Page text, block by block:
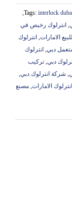
Tags: interlock
,
, انترلوك رخيص في
الامارات, انترلوك
دبي, انترلوك
دبي, تركيب
, شركة انترلوك دبي,
الامارات, مصنع